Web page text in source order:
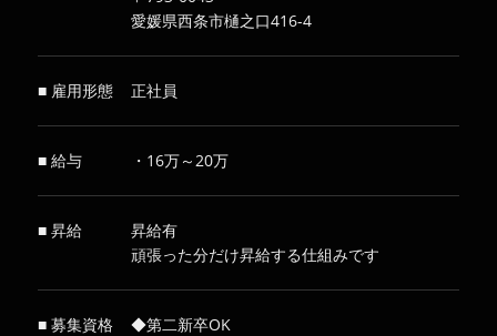
愛媛県西条市樋之口416-4
■ 雇用形態 正社員
■ 給与 ・16万～20万
■ 昇給
昇給有
頑張った分だけ昇給する仕組みです
■ 募集資格 ◆第二新卒OK